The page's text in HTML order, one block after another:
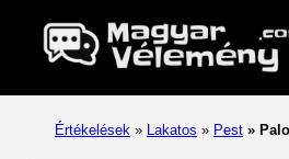
Értékelések » Lakatos » Pest »